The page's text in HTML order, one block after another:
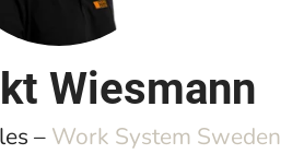
Wiesmann
– Work System Sweden